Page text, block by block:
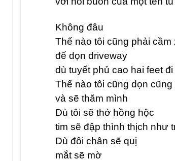
Không đâu
Thế nào tôi cũng phải cầm
để dọn driveway
dù tuyết phủ cao hai feet
Thế nào tôi cũng dọn
và sẽ thăm mình
Dù tôi sẽ thở hồng hộc
tim sẽ đập thình thịch như
Dù đôi chân sẽ quị
mắt sẽ mờ